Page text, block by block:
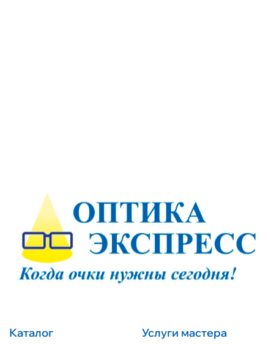
Каталог Услуги мастера